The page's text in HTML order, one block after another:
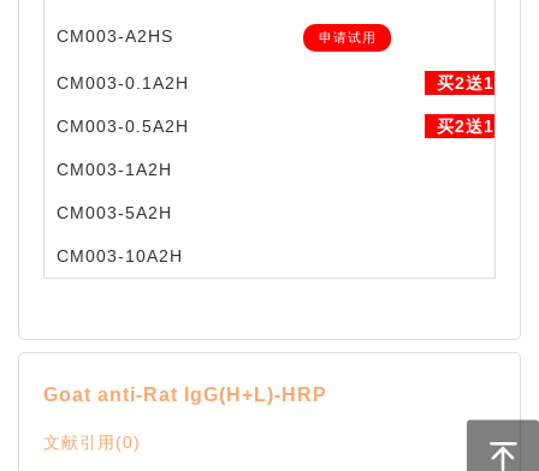
CM003-A2HS 申请试用
CM003-0.1A2H 买2送1
CM003-0.5A2H 买2送1
CM003-1A2H
CM003-5A2H
CM003-10A2H
Goat anti-Rat IgG(H+L)-HRP
文献引用(0)